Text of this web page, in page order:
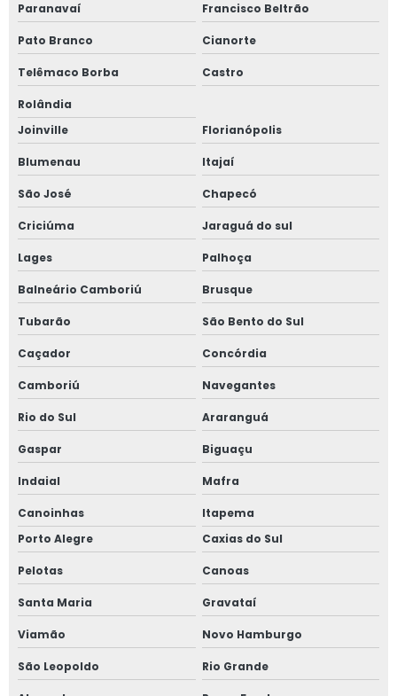
Paranavaí Francisco Beltrão
Pato Branco Cianorte
Telêmaco Borba Castro
Rolândia
Joinville
Florianópolis
Blumenau Itajaí
São José Chapecó
Criciúma Jaraguá do sul
Lages Palhoça
Balneário Camboriú Brusque
Tubarão São Bento do Sul
Caçador Concórdia
Camboriú Navegantes
Rio do Sul Araranguá
Gaspar Biguaçu
Indaial Mafra
Canoinhas
Itapema
Porto Alegre
Caxias do Sul
Pelotas Canoas
Santa Maria Gravataí
Viamão Novo Hamburgo
São Leopoldo Rio Grande